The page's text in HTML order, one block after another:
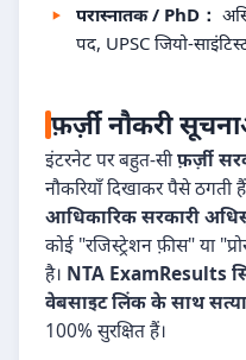
परास्नातक / PhD：
पद, UPSC जियो-
फ़र्ज़ी नौकरी
इंटरनेट पर बहुत-सीफ़र्ज़ी
नौकरियाँ दिखाकर पैसे ठगती
आधिकारिक सरकारी
कोई "रजिस्ट्रेशन फ़ीस" या
है। NTA ExamResults
वेबसाइट लिंक के साथ
100% सुरक्षित हैं।